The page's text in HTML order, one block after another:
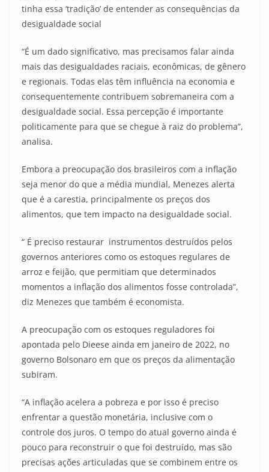
tinha essa ‘tradição’ de entender as consequências da
desigualdade social
“É um dado significativo, mas precisamos falar ainda
mais das desigualdades raciais, econômicas, de gênero
e regionais. Todas elas têm influência na economia e
consequentemente contribuem sobremaneira com a
desigualdade social. Essa percepção é importante
politicamente para que se chegue à raiz do problema”,
analisa.
Embora a preocupação dos brasileiros com a inflação
seja menor do que a média mundial, Menezes alerta
que é a carestia, principalmente os preços dos
alimentos, que tem impacto na desigualdade social.
“ É preciso restaurar instrumentos destruídos pelos
governos anteriores como os estoques regulares de
arroz e feijão, que permitiam que determinados
momentos a inflação dos alimentos fosse controlada”,
diz Menezes que também é economista.
A preocupação com os estoques reguladores foi
apontada pelo Dieese ainda em janeiro de 2022, no
governo Bolsonaro em que os preços da alimentação
subiram.
“A inflação acelera a pobreza e por isso é preciso
enfrentar a questão monetária, inclusive com o
controle dos juros. O tempo do atual governo ainda é
pouco para reconstruir o que foi destruído, mas são
precisas ações articuladas que se combinem entre os